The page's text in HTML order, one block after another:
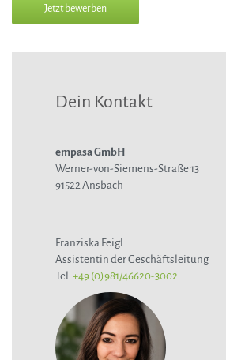
Jetzt bewerben
Dein Kontakt
empasa GmbH
Werner-von-Siemens-Straße 13
91522 Ansbach
Franziska Feigl
Assistentin der Geschäftsleitung
Tel. +49 (0)981/46620-3002